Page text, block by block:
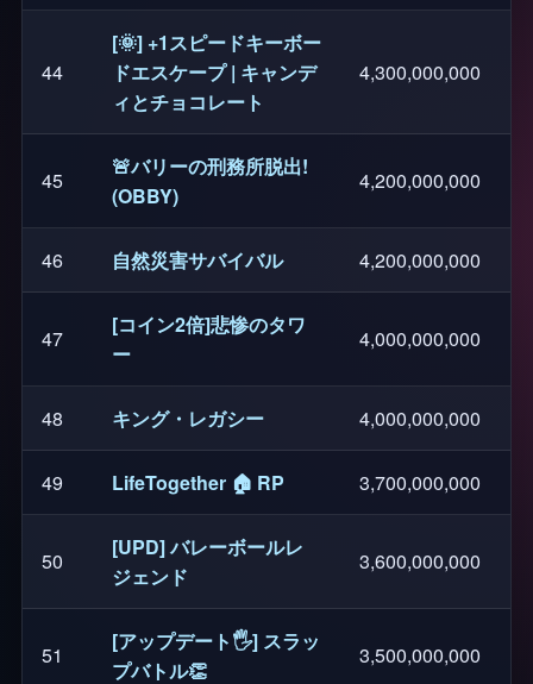
44
[🌞] +1スピードキーボー
ドエスケープ | キャンデ
ィとチョコレート
4,300,000,000
45
🚨バリーの刑務所脱出!
(OBBY)
4,200,000,000
46 自然災害サバイバル 4,200,000,000
47
[コイン2倍]悲惨のタワ
ー
4,000,000,000
48 キング・レガシー 4,000,000,000
49 LifeTogether 🏠 RP 3,700,000,000
50
[UPD] バレーボールレ
ジェンド
3,600,000,000
51
[アップデート🖐️] スラッ
プバトル👏
3,500,000,000